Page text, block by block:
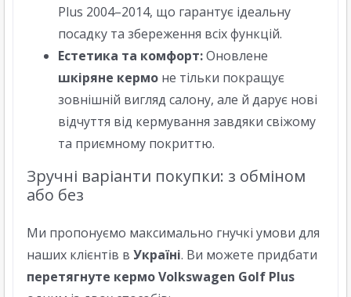
Plus 2004–2014, що гарантує ідеальну
посадку та збереження всіх функцій.
Естетика та комфорт:Оновлене
шкіряне кермоне тільки покращує
зовнішній вигляд салону, але й дарує нові
відчуття від кермування завдяки свіжому
та приємному покриттю.
Зручні варіанти покупки: з обміном
або без
Ми пропонуємо максимально гнучкі умови для
наших клієнтів в Україні. Ви можете придбати
перетягнуте кермо Volkswagen Golf Plus